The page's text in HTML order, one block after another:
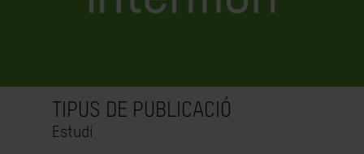
TIPUS DE PUBLICACIÓ
Estudi